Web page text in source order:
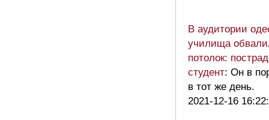
В аудитории
училища
потолок:
студент: Он в
в тот же день.
2021-12-16